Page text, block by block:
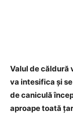
Valul de căldură
va intesifica și
de caniculă
aproape toată